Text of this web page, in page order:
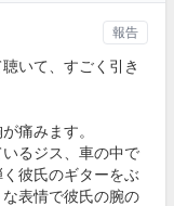
いて、すごく引き
痛みます。
るジス、車の中で
彼氏のギターをぶ
表情で彼氏の腕の
報告